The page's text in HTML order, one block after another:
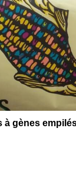
à gènes